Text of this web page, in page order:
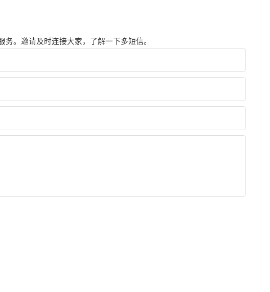
。邀请及时连接大家，了解一下多短信。